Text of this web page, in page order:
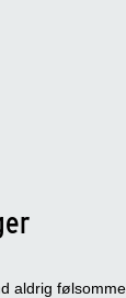
aldrig følsomme